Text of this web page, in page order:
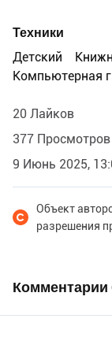
Техники
Детский
Компьютерная
20 Лайков
377 Просмотров
9 Июнь 2025,
Объект
разрешения
Комментарии